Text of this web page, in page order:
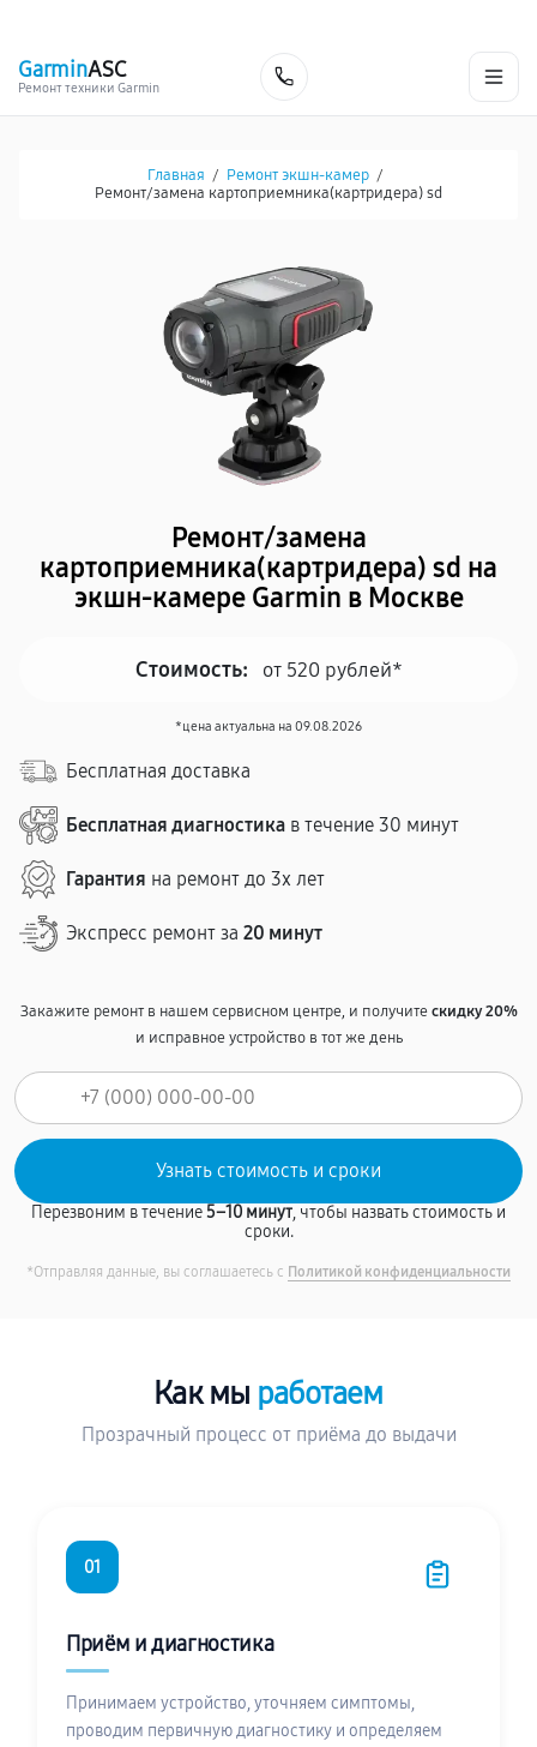
GarminASC
Ремонт техники Garmin
Главная / Ремонт экшн-камер /
Ремонт/замена картоприемника(картридера) sd
Ремонт/замена
картоприемника(картридера) sd на
экшн-камере Garmin в Москве
Стоимость: от 520 рублей*
*цена актуальна на 09.08.2026
Бесплатная доставка
Бесплатная диагностика в течение 30 минут
Гарантия на ремонт до 3х лет
Экспресс ремонт за 20 минут
Закажите ремонт в нашем сервисном центре, и получитескидку 20%
и исправное устройство в тот же день
Перезвоним в течение5–10 минут, чтобы назвать стоимость и
сроки.
*Отправляя данные, вы соглашаетесь с Политикой конфиденциальности
Как мы работаем
Прозрачный процесс от приёма до выдачи
01
Приём и диагностика
Принимаем устройство, уточняем симптомы,
проводим первичную диагностику и определяем